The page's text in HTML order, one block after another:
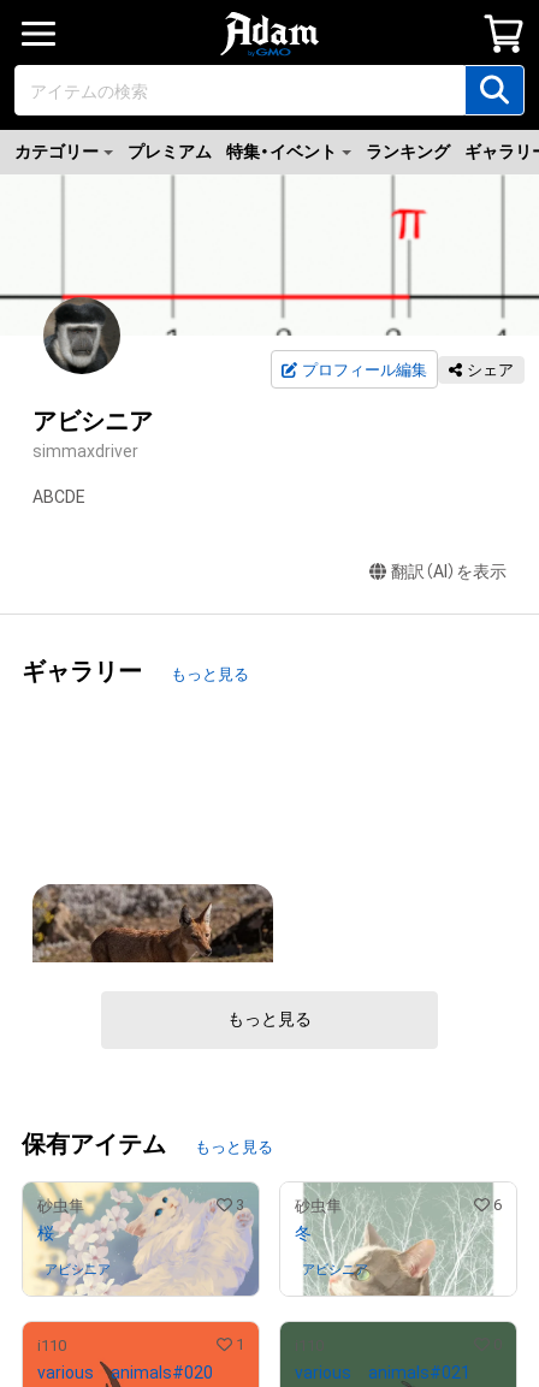
カテゴリー プレミアム 特集・イベント ランキング ギャラリ
プロフィール編集 シェア
アビシニア
simmaxdriver
ABCDE
翻訳（AI）を表示
ギャラリー もっと見る
アビシニア
favorite
もっと見る
保有アイテム もっと見る
砂虫隼 3
桜
アビシニア さんが保有中
砂虫隼 6
冬
アビシニアさんが保有中
i110 1
various animals#020 various animals#021